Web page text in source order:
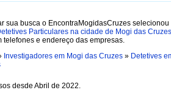
sua busca o EncontraMogidasCruzes selecionou
Particulares na cidade de Mogi das Cruzes
telefones e endereço das empresas.
Investigadores em Mogi das Cruzes » Detetives
desde Abril de 2022.